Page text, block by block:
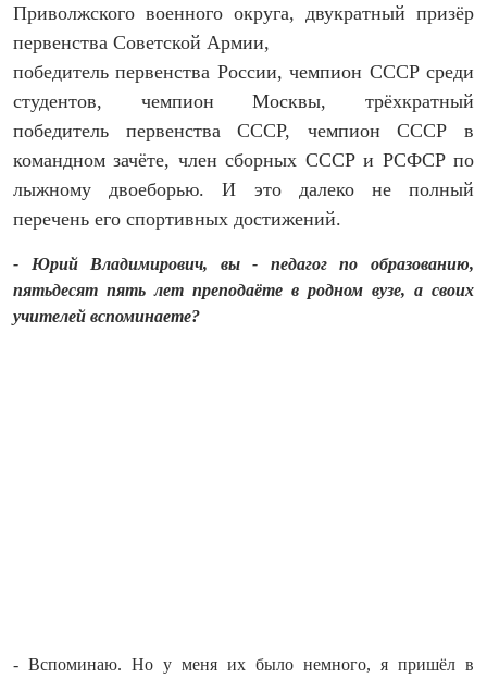
Приволжского военного округа, двукратный призёр
первенства Советской Армии,
победитель первенства России, чемпион СССР среди
студентов, чемпион Москвы, трёхкратный
победитель первенства СССР, чемпион СССР в
командном зачёте, член сборных СССР и РСФСР по
лыжному двоеборью. И это далеко не полный
перечень его спортивных достижений.
- Юрий Владимирович, вы - педагог по образованию,
пятьдесят пять лет преподаёте в родном вузе, а своих
учителей вспоминаете?
- Вспоминаю. Но у меня их было немного, я пришёл в